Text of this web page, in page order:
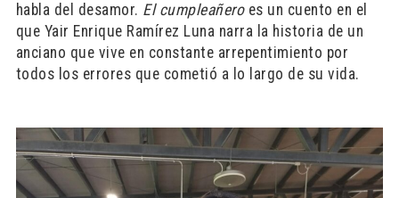
habla del desamor. El cumpleañeroes un cuento en el
que Yair Enrique Ramírez Luna narra la historia de un
anciano que vive en constante arrepentimiento por
todos los errores que cometió a lo largo de su vida.